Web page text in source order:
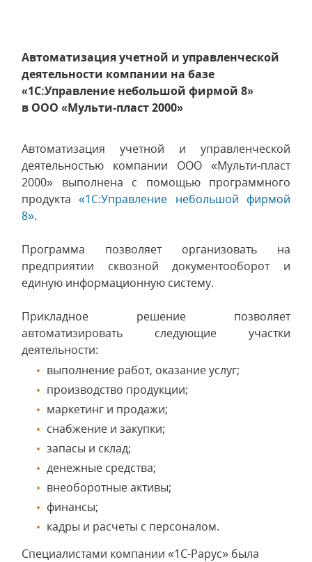
Автоматизация учетной и управленческой
деятельности компании на базе
«1С:Управление небольшой фирмой 8»
в ООО «Мульти-пласт 2000»
Автоматизация учетной и управленческой
деятельностью компании ООО «Мульти-пласт
2000» выполнена с помощью программного
продукта«1С:Управление небольшой фирмой
8».
Программа позволяет организовать на
предприятии сквозной документооборот и
единую информационную систему.
Прикладное решение позволяет
автоматизировать следующие участки
деятельности:
выполнение работ, оказание услуг;
производство продукции;
маркетинг и продажи;
снабжение и закупки;
запасы и склад;
денежные средства;
внеоборотные активы;
финансы;
кадры и расчеты с персоналом.
Специалистами компании «1С-Рарус» была